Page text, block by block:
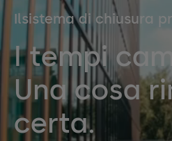
Ilsistema di chiusura
I tempi
Una cosa
certa.